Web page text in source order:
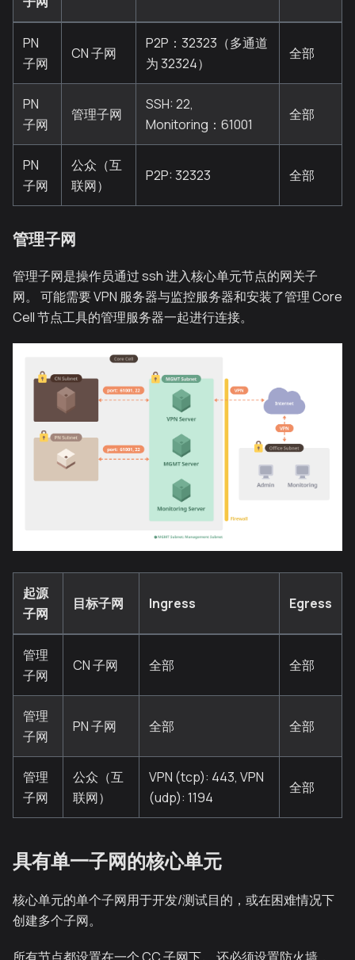
PN
子网
CN 子网
P2P：32323（多通道
为 32324）
全部
PN
子网
管理子网
SSH: 22,
Monitoring：61001
全部
PN
子网
公众（互
联网）
P2P: 32323 全部
管理子网
管理子网是操作员通过 ssh 进入核心单元节点的网关子
网。 可能需要 VPN 服务器与监控服务器和安装了管理 Core
Cell 节点工具的管理服务器一起进行连接。
起源
子网
目标子网 Ingress Egress
管理
子网
CN 子网 全部 全部
管理
子网
PN 子网 全部 全部
管理
子网
公众（互
联网）
VPN (tcp): 443, VPN
(udp): 1194
全部
具有单一子网的核心单元
核心单元的单个子网用于开发/测试目的，或在困难情况下
创建多个子网。